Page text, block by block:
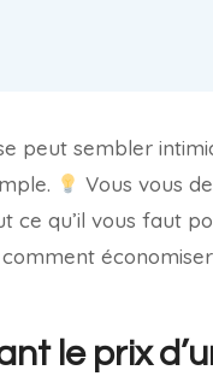
peut sembler
Vous vous
ce qu’il vous faut
le prix